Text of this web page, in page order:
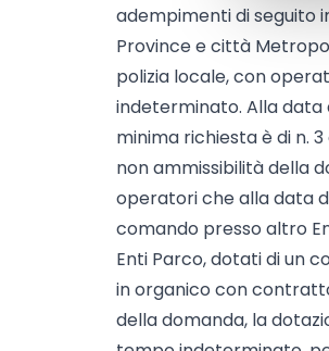
adempimenti di seguito
Province e città
polizia locale, con
indeterminato. Alla data
minima richiesta è di n.
non ammissibilità della
operatori che alla data
comando presso altro
Enti Parco, dotati di un
in organico con
della domanda, la